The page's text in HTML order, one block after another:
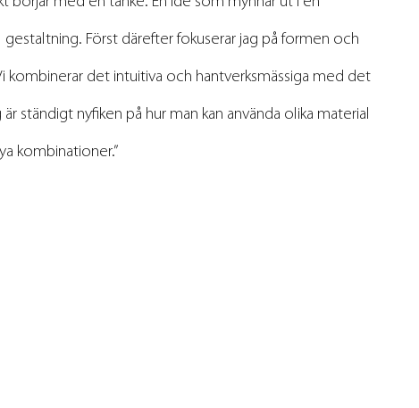
Först därefter fokuserar jag på formen och
kombinerar det intuitiva och hantverksmässiga med det
är ständigt nyfiken på hur man kan använda olika material
kombinationer.”